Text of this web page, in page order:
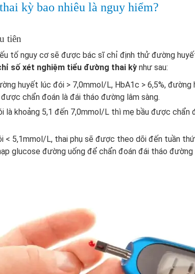
kỳ bao nhiêu là nguy hiểm?
tiên
tố nguy cơ sẽ được bác sĩ chỉ định thử đường
số xét nghiệm tiểu đường thai kỳ như sau:
huyết lúc đói > 7,0mmol/L, HbA1c > 6,5%, đường
chẩn đoán là đái tháo đường lâm sàng.
là khoảng 5,1 đến 7,0mmol/L thì mẹ bầu được chẩn
< 5,1mmol/L, thai phụ sẽ được theo dõi đến tuần
glucose đường uống để chẩn đoán đái tháo đường